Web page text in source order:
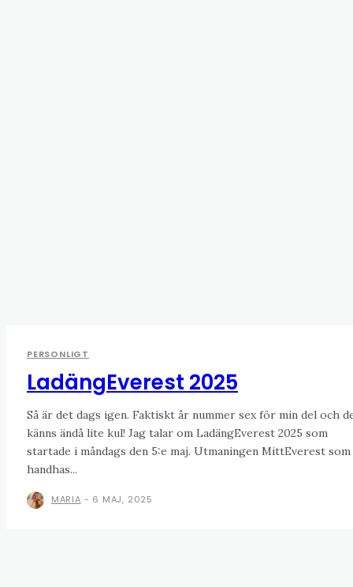
PERSONLIGT
LadängEverest 2025
Så är det dags igen. Faktiskt år nummer sex för min del och
känns ändå lite kul! Jag talar om LadängEverest 2025 som
startade i måndags den 5:e maj. Utmaningen MittEverest som
handhas...
MARIA - 6 MAJ, 2025